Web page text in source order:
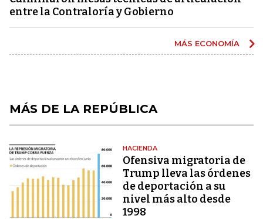
entre la Contraloría y Gobierno
MÁS ECONOMÍA
MÁS DE LA REPÚBLICA
HACIENDA
Ofensiva migratoria de
Trump lleva las órdenes
de deportación a su
nivel más alto desde
1998